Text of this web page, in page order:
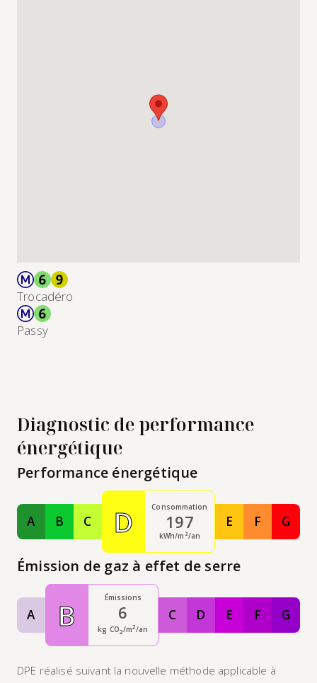
Trocadéro
Passy
Diagnostic de performance
énergétique
Performance énergétique
AClasse A
BClasse B
CClasse C
D Consommation
197
kWh/m²/an
EClasse E
FClasse F
G
Émission de gaz à effet de serre
AClasse A
B Émissions
6
kg CO2/m2/an
CClasse C
DClasse D
EClasse E
FClasse F
G
DPE réalisé suivant la nouvelle méthode applicable à